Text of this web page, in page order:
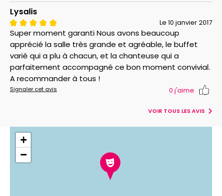
Le billet électronique Ticketac doit impérativement
être imprimé.
Lysalis
Le 10 janvier 2017
Super moment garanti Nous avons beaucoup
apprécié la salle très grande et agréable, le buffet
varié qui a plu à chacun, et la chanteuse qui a
parfaitement accompagné ce bon moment convivial.
A recommander à tous !
Signaler cet avis 0 j'aime
VOIR TOUS LES AVIS
+
−